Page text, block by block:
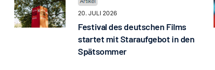
20. JULI 2026
Festival des deutschen Films
startet mit Staraufgebot in den
Spätsommer